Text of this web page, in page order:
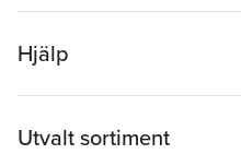
Hjälp
Utvalt sortiment